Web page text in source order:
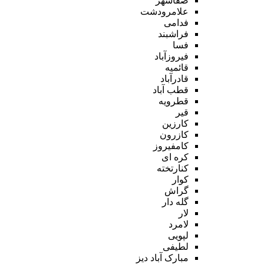
علامرودشت
فدامی
فراشبند
فسا
فیروزآباد
قائمیه
قادرآباد
قطب آباد
قطرویه
قیر
کارزین
کازرون
کامفیروز
کره ای
کنارتخته
کوار
گراش
گله دار
لار
لامرد
لپویی
لطیفی
مبارک آباد دیز